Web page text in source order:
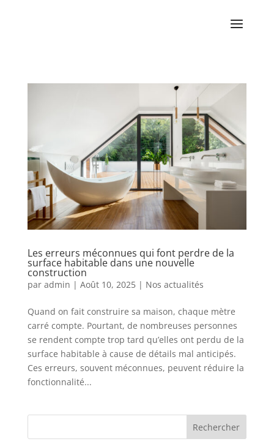
Les erreurs méconnues qui font perdre de la
surface habitable dans une nouvelle
construction
par admin | Août 10, 2025| Nos actualités
Quand on fait construire sa maison, chaque mètre
carré compte. Pourtant, de nombreuses personnes
se rendent compte trop tard qu’elles ont perdu de la
surface habitable à cause de détails mal anticipés.
Ces erreurs, souvent méconnues, peuvent réduire la
fonctionnalité...